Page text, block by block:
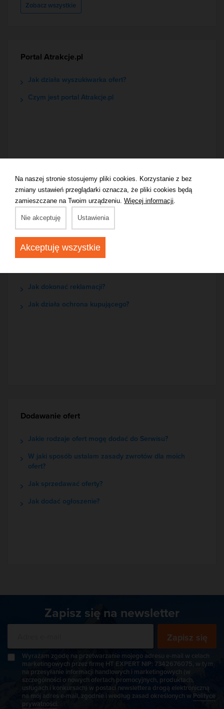
Zobacz wszystkie
Portal Atrakcje.pl
Jak działa wyszukiwarka ofert?
Czym jest portal Atrakcje.pl
Rezerwacja
Co w momencie, gdy Organizator anuluje moją
Jak dokonać reklamacji?
Jak działa ochrona kupującego?
Dodawanie ofert
Jakie rodzaje ofert mogę dodać do Serwisu?
W jaki sposób ustalam zasady zwrotów dla moich
ofert?
Jak sprzedawać oferty?
Jak dodać ogłoszenie?
Zapisz się na newsletter
Zapisz się
Wyrażam zgodę na przetwarzanie mojego adresu e-mail w celach
marketingowych przez firmę HT EXPERT NIP: 7342676075, w tym
na przesyłanie informacji handlowych i marketingowych (w
szczególności o nowych ofertach promocyjnych, produktach,
usługach i konkursach) w postaci newslettera drogą elektroniczną
na mój adres e-mail, zgodnie i według zasad określonych w Polityce
prywatności.
Na naszej stronie stosujemy pliki cookies. Korzystanie z bez
zmiany ustawień przeglądarki oznacza, że pliki cookies będą
zamieszczane na Twoim urządzeniu. Więcej informacji.
Nie akceptuję Ustawienia
Akceptuję wszystkie